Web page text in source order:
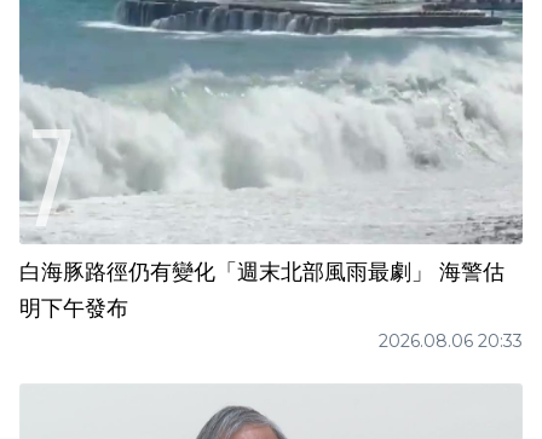
白海豚路徑仍有變化「週末北部風雨最劇」 海警估
明下午發布
2026.08.06 20:33